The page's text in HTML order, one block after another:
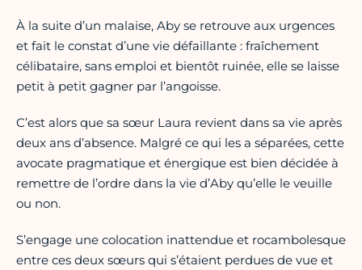
À la suite d’un malaise, Aby se retrouve aux urgences
et fait le constat d’une vie défaillante : fraîchement
célibataire, sans emploi et bientôt ruinée, elle se laisse
petit à petit gagner par l’angoisse.
C’est alors que sa sœur Laura revient dans sa vie après
deux ans d’absence. Malgré ce qui les a séparées, cette
avocate pragmatique et énergique est bien décidée à
remettre de l’ordre dans la vie d’Aby qu’elle le veuille
ou non.
S’engage une colocation inattendue et rocambolesque
entre ces deux sœurs qui s’étaient perdues de vue et